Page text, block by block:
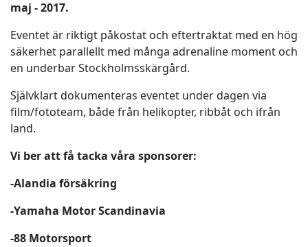
maj - 2017.
Eventet är riktigt påkostat och eftertraktat med en hög
säkerhet parallellt med många adrenaline moment och
en underbar Stockholmsskärgård.
Självklart dokumenteras eventet under dagen via
film/fototeam, både från helikopter, ribbåt och ifrån
land.
Vi ber att få tacka våra sponsorer:
-Alandia försäkring
-Yamaha Motor Scandinavia
-88 Motorsport